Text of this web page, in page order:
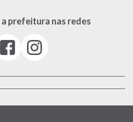
prefeitura nas redes
Instagram
(link
em
nova